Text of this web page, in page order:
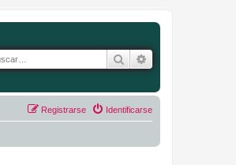
Buscar
Identificarse
Registrarse